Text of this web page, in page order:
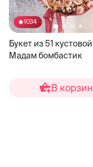
1034
Букет из 51
Мадам бомбастик
В